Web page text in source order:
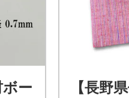
ボー
【長野